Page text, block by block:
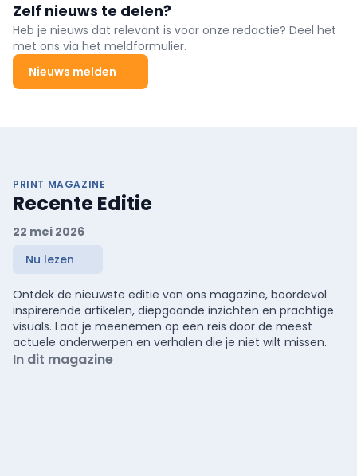
Zelf nieuws te delen?
Heb je nieuws dat relevant is voor onze redactie? Deel het
met ons via het meldformulier.
Nieuws melden
PRINT MAGAZINE
Recente Editie
22 mei 2026
Nu lezen
Ontdek de nieuwste editie van ons magazine, boordevol
inspirerende artikelen, diepgaande inzichten en prachtige
visuals. Laat je meenemen op een reis door de meest
actuele onderwerpen en verhalen die je niet wilt missen.
In dit magazine